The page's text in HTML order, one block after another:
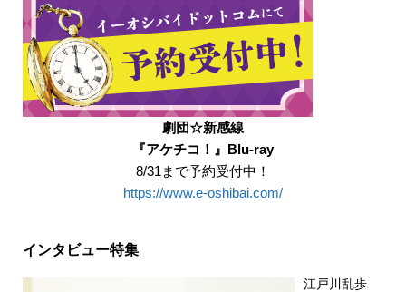
劇団☆新感線
『アケチコ！』Blu-ray
8/31まで予約受付中！
https://www.e-oshibai.com/
インタビュー特集
江戸川乱歩